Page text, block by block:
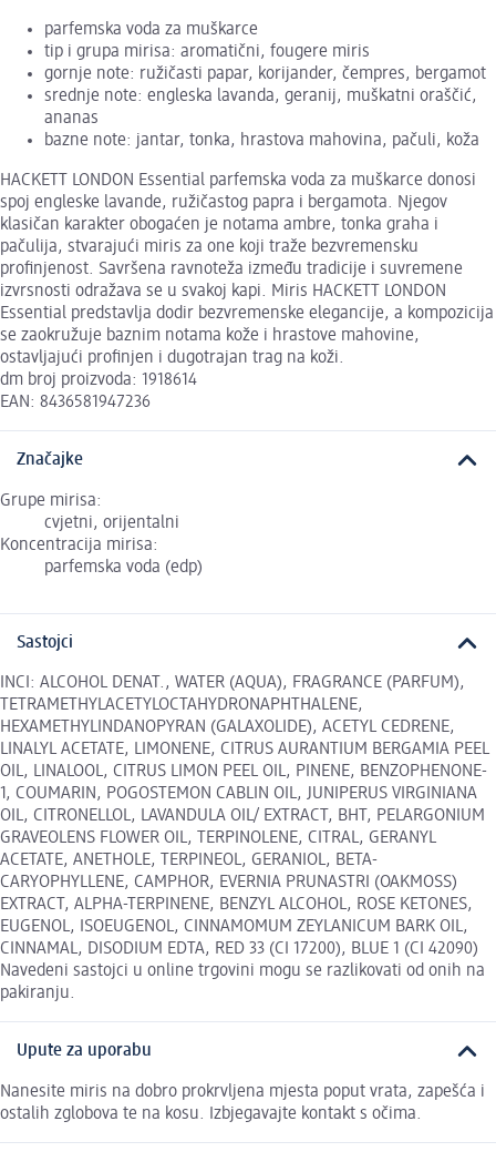
parfemska voda za muškarce
tip i grupa mirisa: aromatični, fougere miris
gornje note: ružičasti papar, korijander, čempres, bergamot
srednje note: engleska lavanda, geranij, muškatni oraščić,
ananas
bazne note: jantar, tonka, hrastova mahovina, pačuli, koža
HACKETT LONDON Essential parfemska voda za muškarce donosi
spoj engleske lavande, ružičastog papra i bergamota. Njegov
klasičan karakter obogaćen je notama ambre, tonka graha i
pačulija, stvarajući miris za one koji traže bezvremensku
profinjenost. Savršena ravnoteža između tradicije i suvremene
izvrsnosti odražava se u svakoj kapi. Miris HACKETT LONDON
Essential predstavlja dodir bezvremenske elegancije, a kompozicija
se zaokružuje baznim notama kože i hrastove mahovine,
ostavljajući profinjen i dugotrajan trag na koži.
dm broj proizvoda: 1918614
EAN: 8436581947236
Značajke
Grupe mirisa:
cvjetni, orijentalni
Koncentracija mirisa:
parfemska voda (edp)
Sastojci
INCI: ALCOHOL DENAT., WATER (AQUA), FRAGRANCE (PARFUM),
TETRAMETHYLACETYLOCTAHYDRONAPHTHALENE,
HEXAMETHYLINDANOPYRAN (GALAXOLIDE), ACETYL CEDRENE,
LINALYL ACETATE, LIMONENE, CITRUS AURANTIUM BERGAMIA PEEL
OIL, LINALOOL, CITRUS LIMON PEEL OIL, PINENE, BENZOPHENONE-
1, COUMARIN, POGOSTEMON CABLIN OIL, JUNIPERUS VIRGINIANA
OIL, CITRONELLOL, LAVANDULA OIL/ EXTRACT, BHT, PELARGONIUM
GRAVEOLENS FLOWER OIL, TERPINOLENE, CITRAL, GERANYL
ACETATE, ANETHOLE, TERPINEOL, GERANIOL, BETA-
CARYOPHYLLENE, CAMPHOR, EVERNIA PRUNASTRI (OAKMOSS)
EXTRACT, ALPHA-TERPINENE, BENZYL ALCOHOL, ROSE KETONES,
EUGENOL, ISOEUGENOL, CINNAMOMUM ZEYLANICUM BARK OIL,
CINNAMAL, DISODIUM EDTA, RED 33 (CI 17200), BLUE 1 (CI 42090)
Navedeni sastojci u online trgovini mogu se razlikovati od onih na
pakiranju.
Upute za uporabu
Nanesite miris na dobro prokrvljena mjesta poput vrata, zapešća i
ostalih zglobova te na kosu. Izbjegavajte kontakt s očima.